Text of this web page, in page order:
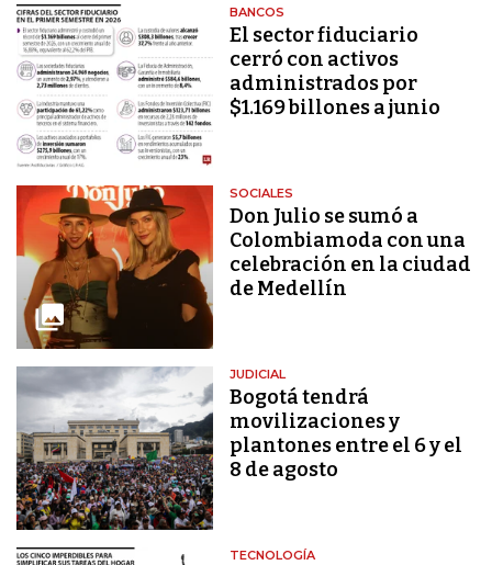
BANCOS
El sector fiduciario
cerró con activos
administrados por
$1.169 billones a junio
SOCIALES
Don Julio se sumó a
Colombiamoda con una
celebración en la ciudad
de Medellín
JUDICIAL
Bogotá tendrá
movilizaciones y
plantones entre el 6 y el
8 de agosto
TECNOLOGÍA